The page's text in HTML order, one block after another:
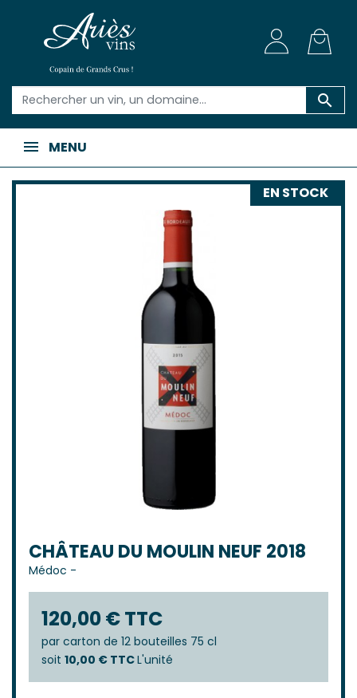

MENU
EN STOCK
CHÂTEAU DU MOULIN NEUF 2018
Médoc -
120,00 € TTC
par carton de 12 bouteilles 75 cl
soit 10,00 € TTCL'unité